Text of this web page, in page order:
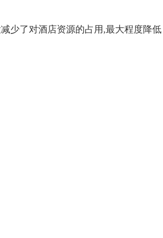
少了对酒店资源的占用,最大程度降低